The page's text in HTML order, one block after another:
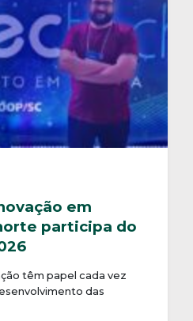
em
participa do
têm papel cada vez
das